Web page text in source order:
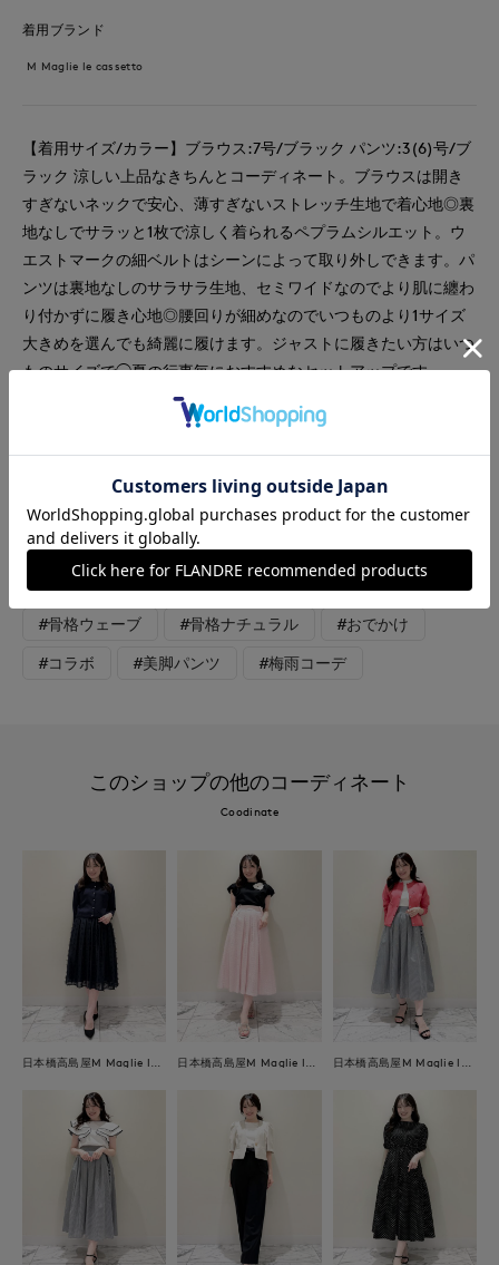
着用ブランド
M Maglie le cassetto
【着用サイズ/カラー】ブラウス:7号/ブラック パンツ:3(6)号/ブ
ラック 涼しい上品なきちんとコーディネート。ブラウスは開き
すぎないネックで安心、薄すぎないストレッチ生地で着心地◎裏
地なしでサラッと1枚で涼しく着られるペプラムシルエット。ウ
エストマークの細ベルトはシーンによって取り外しできます。パ
ンツは裏地なしのサラサラ生地、セミワイドなのでより肌に纏わ
り付かずに履き心地◎腰回りが細めなのでいつものより1サイズ
大きめを選んでも綺麗に履けます。ジャストに履きたい方はいつ
ものサイズで◯夏の行事毎におすすめなセットアップです。
#スペシャルプライス #ブラウス
#セレモニー #女子会 #デート #食事会
#ウォッシャブル #イージーケア #フォーマル
#骨格ウェーブ #骨格ナチュラル #おでかけ
#コラボ #美脚パンツ #梅雨コーデ
このショップの他のコーディネート
Coodinate